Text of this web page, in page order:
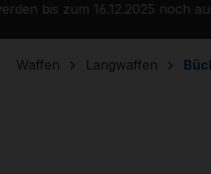
bis zum 16.12.2025 noch
Waffen Langwaffen